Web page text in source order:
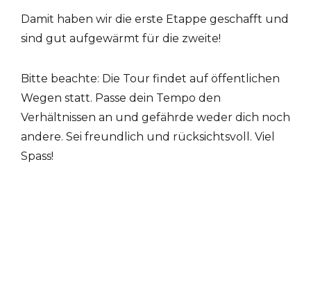
Damit haben wir die erste Etappe geschafft und
sind gut aufgewärmt für die zweite!
Bitte beachte: Die Tour findet auf öffentlichen
Wegen statt. Passe dein Tempo den
Verhältnissen an und gefährde weder dich noch
andere. Sei freundlich und rücksichtsvoll. Viel
Spass!